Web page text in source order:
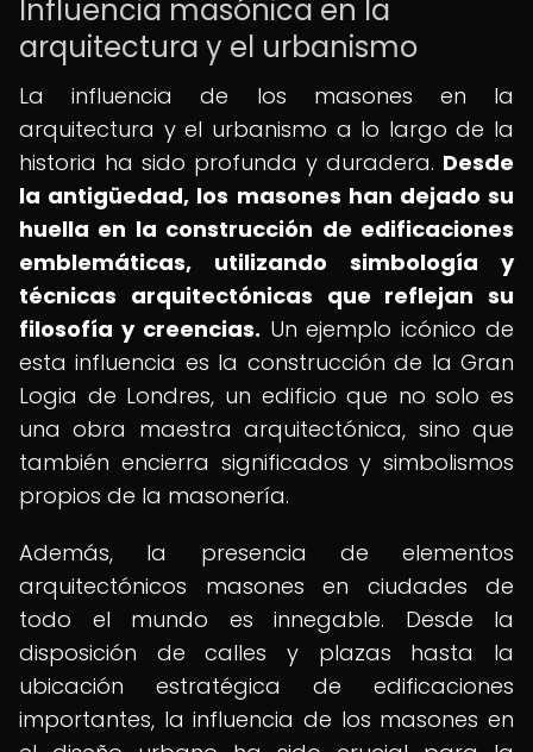
Influencia masónica en la
arquitectura y el urbanismo
La influencia de los masones en la
arquitectura y el urbanismo a lo largo de la
historia ha sido profunda y duradera. Desde
la antigüedad, los masones han dejado su
huella en la construcción de edificaciones
emblemáticas, utilizando simbología y
técnicas arquitectónicas que reflejan su
filosofía y creencias. Un ejemplo icónico de
esta influencia es la construcción de la Gran
Logia de Londres, un edificio que no solo es
una obra maestra arquitectónica, sino que
también encierra significados y simbolismos
propios de la masonería.
Además, la presencia de elementos
arquitectónicos masones en ciudades de
todo el mundo es innegable. Desde la
disposición de calles y plazas hasta la
ubicación estratégica de edificaciones
importantes, la influencia de los masones en